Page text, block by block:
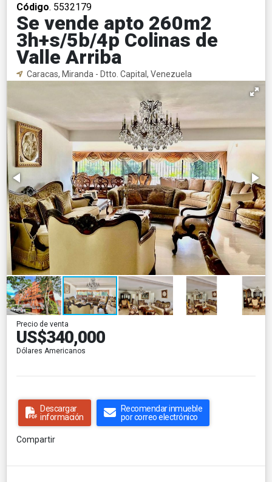
Código. 5532179
Se vende apto 260m2
3h+s/5b/4p Colinas de
Valle Arriba
Caracas, Miranda - Dtto. Capital, Venezuela
Precio de venta
US$340,000
Dólares Americanos
Descargar
información
Recomendar inmueble
por correo electrónico
Compartir